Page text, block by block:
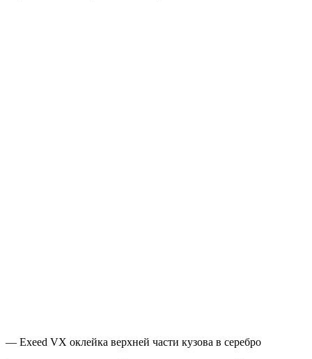
— Exeed VX оклейка верхней части кузова в серебро